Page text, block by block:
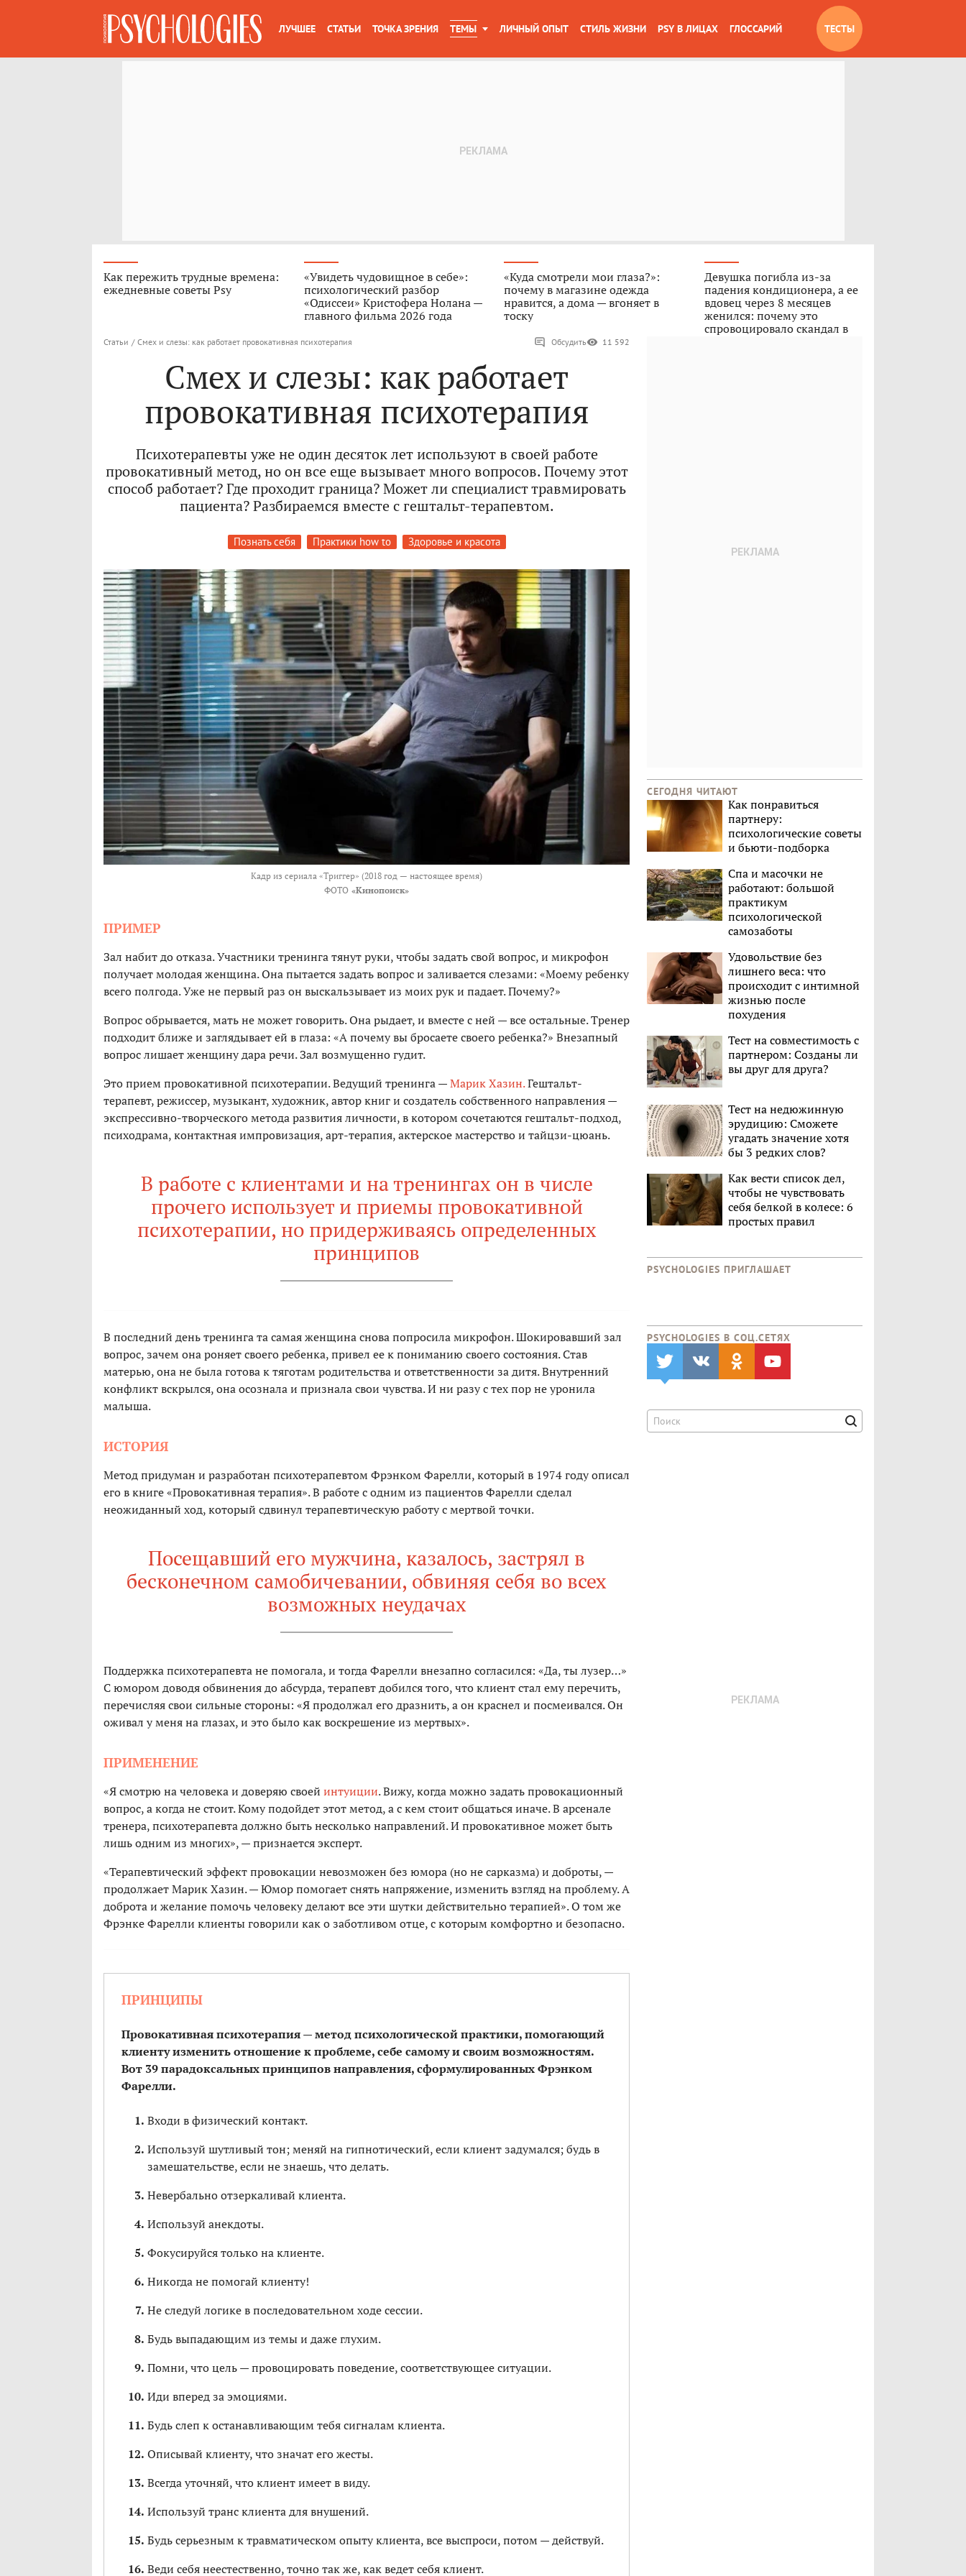
ЛУЧШЕЕ СТАТЬИ ТОЧКА ЗРЕНИЯ ТЕМЫ ЛИЧНЫЙ ОПЫТ СТИЛЬ ЖИЗНИ PSY В ЛИЦАХ ГЛОССАРИЙ ТЕСТЫ
Как пережить трудные времена:
ежедневные советы Psy
«Увидеть чудовищное в себе»:
психологический разбор
«Одиссеи» Кристофера Нолана —
главного фильма 2026 года
«Куда смотрели мои глаза?»:
почему в магазине одежда
нравится, а дома — вгоняет в
тоску
Девушка погибла из-за
падения кондиционера, а ее
вдовец через 8 месяцев
женился: почему это
спровоцировало скандал в
Статьи / Смех и слезы: как работает провокативная психотерапия Обсудить 11 592
Смех и слезы: как работает
провокативная психотерапия
Психотерапевты уже не один десяток лет используют в своей работе
провокативный метод, но он все еще вызывает много вопросов. Почему этот
способ работает? Где проходит граница? Может ли специалист травмировать
пациента? Разбираемся вместе с гештальт-терапевтом.
Познать себя Практики how to Здоровье и красота
Кадр из сериала «Триггер» (2018 год — настоящее время)
ФОТО «Кинопоиск»
ПРИМЕР
Зал набит до отказа. Участники тренинга тянут руки, чтобы задать свой вопрос, и микрофон
получает молодая женщина. Она пытается задать вопрос и заливается слезами: «Моему ребенку
всего полгода. Уже не первый раз он выскальзывает из моих рук и падает. Почему?»
Вопрос обрывается, мать не может говорить. Она рыдает, и вместе с ней — все остальные. Тренер
подходит ближе и заглядывает ей в глаза: «А почему вы бросаете своего ребенка?» Внезапный
вопрос лишает женщину дара речи. Зал возмущенно гудит.
Это прием провокативной психотерапии. Ведущий тренинга —Марик Хазин.Гештальт-
терапевт, режиссер, музыкант, художник, автор книг и создатель собственного направления —
экспрессивно-творческого метода развития личности, в котором сочетаются гештальт-подход,
психодрама, контактная импровизация, арт-терапия, актерское мастерство и тайцзи-цюань.
В работе с клиентами и на тренингах он в числе
прочего использует и приемы провокативной
психотерапии, но придерживаясь определенных
принципов
В последний день тренинга та самая женщина снова попросила микрофон. Шокировавший зал
вопрос, зачем она роняет своего ребенка, привел ее к пониманию своего состояния. Став
матерью, она не была готова к тяготам родительства и ответственности за дитя. Внутренний
конфликт вскрылся, она осознала и признала свои чувства. И ни разу с тех пор не уронила
малыша.
ИСТОРИЯ
Метод придуман и разработан психотерапевтом Фрэнком Фарелли, который в 1974 году описал
его в книге «Провокативная терапия». В работе с одним из пациентов Фарелли сделал
неожиданный ход, который сдвинул терапевтическую работу с мертвой точки.
Посещавший его мужчина, казалось, застрял в
бесконечном самобичевании, обвиняя себя во всех
возможных неудачах
Поддержка психотерапевта не помогала, и тогда Фарелли внезапно согласился: «Да, ты лузер…»
С юмором доводя обвинения до абсурда, терапевт добился того, что клиент стал ему перечить,
перечисляя свои сильные стороны: «Я продолжал его дразнить, а он краснел и посмеивался. Он
оживал у меня на глазах, и это было как воскрешение из мертвых».
ПРИМЕНЕНИЕ
«Я смотрю на человека и доверяю своей интуиции. Вижу, когда можно задать провокационный
вопрос, а когда не стоит. Кому подойдет этот метод, а с кем стоит общаться иначе. В арсенале
тренера, психотерапевта должно быть несколько направлений. И провокативное может быть
лишь одним из многих», — признается эксперт.
«Терапевтический эффект провокации невозможен без юмора (но не сарказма) и доброты, —
продолжает Марик Хазин. — Юмор помогает снять напряжение, изменить взгляд на проблему. А
доброта и желание помочь человеку делают все эти шутки действительно терапией». О том же
Фрэнке Фарелли клиенты говорили как о заботливом отце, с которым комфортно и безопасно.
ПРИНЦИПЫ
Провокативная психотерапия — метод психологической практики, помогающий
клиенту изменить отношение к проблеме, себе самому и своим возможностям.
Вот 39 парадоксальных принципов направления, сформулированных Фрэнком
Фарелли.
Входи в физический контакт.
Используй шутливый тон; меняй на гипнотический, если клиент задумался; будь в
замешательстве, если не знаешь, что делать.
Невербально отзеркаливай клиента.
Используй анекдоты.
Фокусируйся только на клиенте.
Никогда не помогай клиенту!
Не следуй логике в последовательном ходе сессии.
Будь выпадающим из темы и даже глухим.
Помни, что цель — провоцировать поведение, соответствующее ситуации.
Иди вперед за эмоциями.
Будь слеп к останавливающим тебя сигналам клиента.
Описывай клиенту, что значат его жесты.
Всегда уточняй, что клиент имеет в виду.
Используй транс клиента для внушений.
Будь серьезным к травматическом опыту клиента, все выспроси, потом — действуй.
Веди себя неестественно, точно так же, как ведет себя клиент.
СЕГОДНЯ ЧИТАЮТ
Как понравиться
партнеру:
психологические советы
и бьюти-подборка
Спа и масочки не
работают: большой
практикум
психологической
самозаботы
Удовольствие без
лишнего веса: что
происходит с интимной
жизнью после
похудения
Тест на совместимость с
партнером: Созданы ли
вы друг для друга?
Тест на недюжинную
эрудицию: Сможете
угадать значение хотя
бы 3 редких слов?
Как вести список дел,
чтобы не чувствовать
себя белкой в колесе: 6
простых правил
PSYCHOLOGIES ПРИГЛАШАЕТ
PSYCHOLOGIES В CОЦ.СЕТЯХ